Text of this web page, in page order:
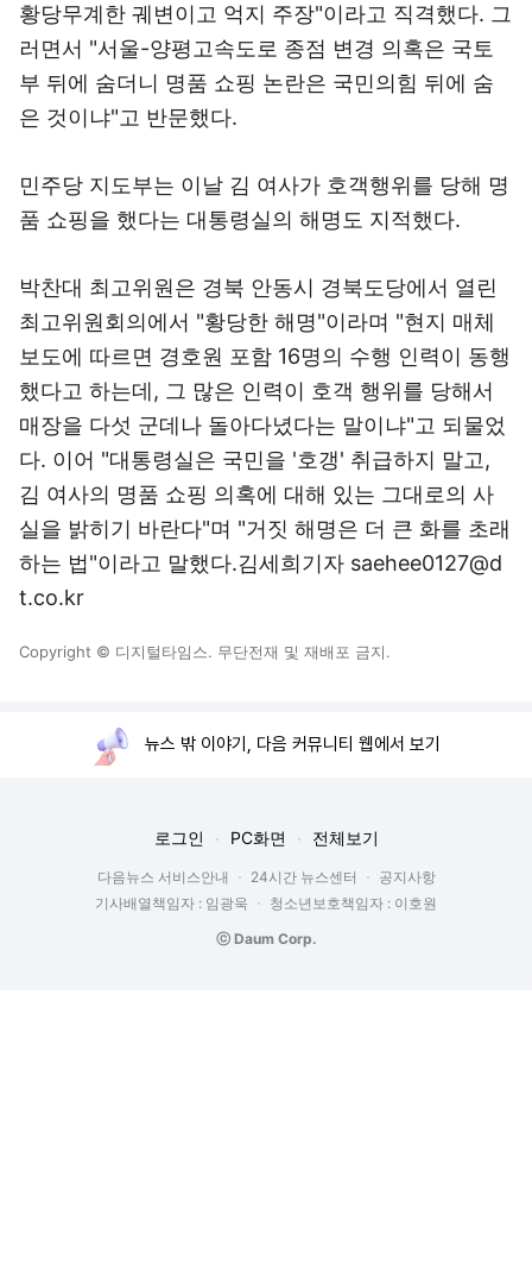
황당무계한 궤변이고 억지 주장"이라고 직격했다. 그
러면서 "서울-양평고속도로 종점 변경 의혹은 국토
부 뒤에 숨더니 명품 쇼핑 논란은 국민의힘 뒤에 숨
은 것이냐"고 반문했다.
민주당 지도부는 이날 김 여사가 호객행위를 당해 명
품 쇼핑을 했다는 대통령실의 해명도 지적했다.
박찬대 최고위원은 경북 안동시 경북도당에서 열린
최고위원회의에서 "황당한 해명"이라며 "현지 매체
보도에 따르면 경호원 포함 16명의 수행 인력이 동행
했다고 하는데, 그 많은 인력이 호객 행위를 당해서
매장을 다섯 군데나 돌아다녔다는 말이냐"고 되물었
다. 이어 "대통령실은 국민을 '호갱' 취급하지 말고,
김 여사의 명품 쇼핑 의혹에 대해 있는 그대로의 사
실을 밝히기 바란다"며 "거짓 해명은 더 큰 화를 초래
하는 법"이라고 말했다.김세희기자 saehee0127@d
t.co.kr
Copyright © 디지털타임스. 무단전재 및 재배포 금지.
뉴스 밖 이야기, 다음 커뮤니티 웹에서 보기
로그인 PC화면 전체보기
다음뉴스 서비스안내 24시간 뉴스센터
공지사항
기사배열책임자 : 임광욱
청소년보호책임자 : 이호원
ⓒ Daum Corp.